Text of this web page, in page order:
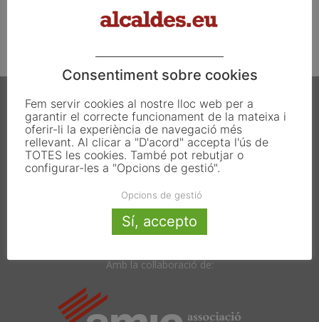
Carrer Francesc Carbonell 46-48
08034 Barcelona
T. 933 390 812
info@alcaldes.eu
Amb la col·laboració de:
Consentiment sobre cookies
Fem servir cookies al nostre lloc web per a
garantir el correcte funcionament de la mateixa i
oferir-li la experiència de navegació més
rellevant. Al clicar a "D'acord" accepta l'ús de
TOTES les cookies. També pot rebutjar o
configurar-les a "Opcions de gestió".
Opcions de gestió
Sí, accepto